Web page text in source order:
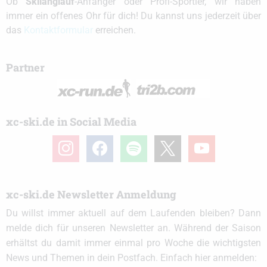
immer ein offenes Ohr für dich! Du kannst uns jederzeit über
das
erreichen.
Partner
xc-ski.de in Social Media
instagramfacebook spotify youtube
xc-ski.de Newsletter Anmeldung
Du willst immer aktuell auf dem Laufenden bleiben? Dann
melde dich für unseren Newsletter an. Während der Saison
erhältst du damit immer einmal pro Woche die wichtigsten
News und Themen in dein Postfach. Einfach hier anmelden: